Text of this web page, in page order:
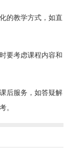
的教学方式，如直
要考虑课程内容和
后服务，如答疑解
。